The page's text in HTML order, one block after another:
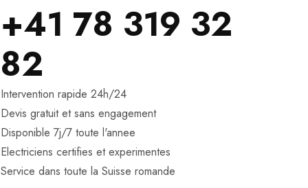
+41 78 319 32
82
Intervention rapide 24h/24
Devis gratuit et sans engagement
Disponible 7j/7 toute l'annee
Electriciens certifies et experimentes
Service dans toute la Suisse romande